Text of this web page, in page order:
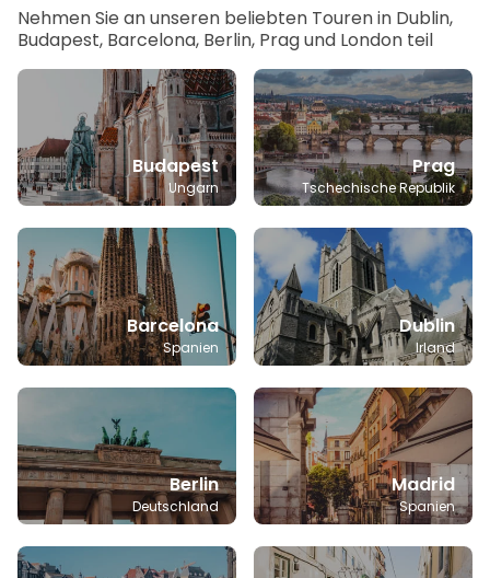
Nehmen Sie an unseren beliebten Touren in Dublin,
Budapest, Barcelona, Berlin, Prag und London teil
Budapest
Ungarn
Prag
Tschechische Republik
Barcelona
Spanien
Dublin
Irland
Berlin
Deutschland
Madrid
Spanien